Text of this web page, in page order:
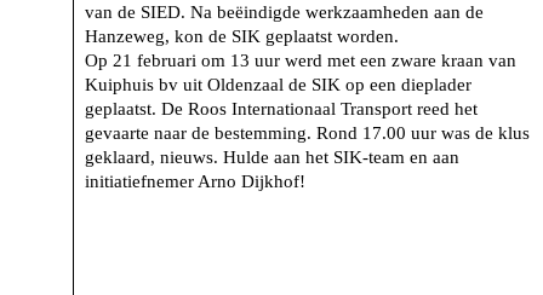
van de SIED. Na beëindigde werkzaamheden aan de
Hanzeweg, kon de SIK geplaatst worden.
Op 21 februari om 13 uur werd met een zware kraan van
Kuiphuis bv uit Oldenzaal de SIK op een dieplader
geplaatst. De Roos Internationaal Transport reed het
gevaarte naar de bestemming. Rond 17.00 uur was de klus
geklaard, nieuws. Hulde aan het SIK-team en aan
initiatiefnemer Arno Dijkhof!